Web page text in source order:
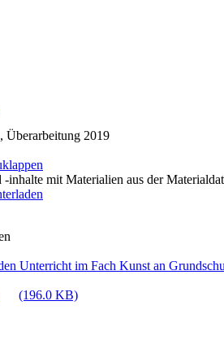
Überarbeitung 2019
inhalte mit Materialien aus der
Unterricht im Fach Kunst an
(196.0 KB)